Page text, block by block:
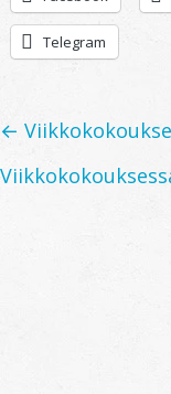
Telegram
Posts
navigation
←